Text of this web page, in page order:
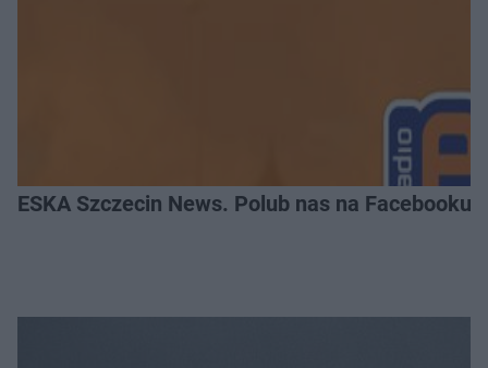
ESKA Szczecin News. Polub nas na Facebooku!